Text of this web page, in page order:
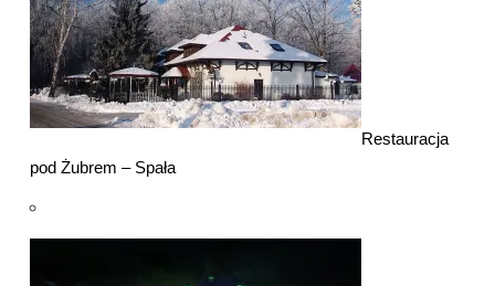
Restauracja
pod Żubrem – Spała